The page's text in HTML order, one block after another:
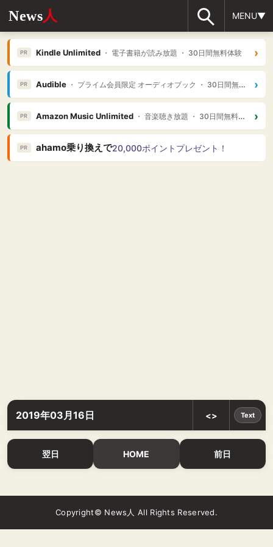
News人 MENU▼
PR Kindle Unlimited・ 電子書籍が読み放題 ・ 30日間無料体験 ›
PR Audible・ プライム会員限定 オーディオブック ・ 30日間無料体験 ›
PR Amazon Music Unlimited・ 音楽聴き放題 ・ 30日間無料体験 ›
PR ahamo乗り換えで20,000ポイントプレゼント！
2019年03月16日 <> Text
翌日 HOME 前日
Copyright© News人 All Rights Reserved.